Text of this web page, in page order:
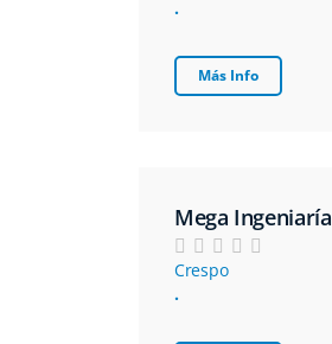
.
Más Info
Mega Ingeniaría
Crespo
.